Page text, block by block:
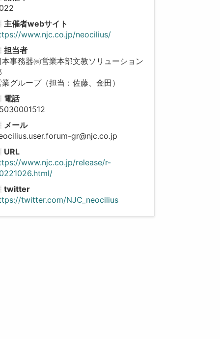
主催者webサイト
www.njc.co.jp/neocilius/
担当者
本事務器㈱営業本部文教ソリューション
業グループ（担当：佐藤、金田）
電話
メール
gr@njc.co.jp
URL
www.njc.co.jp/release/r-
twitter
twitter.com/NJC_neocilius